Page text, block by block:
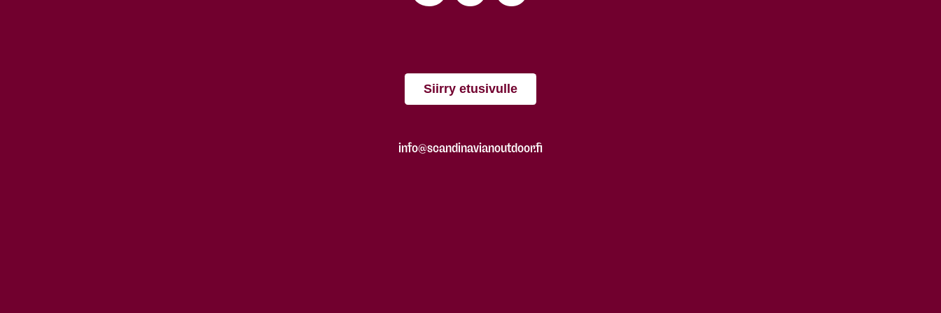
Siirry etusivulle
info@scandinavianoutdoor.fi